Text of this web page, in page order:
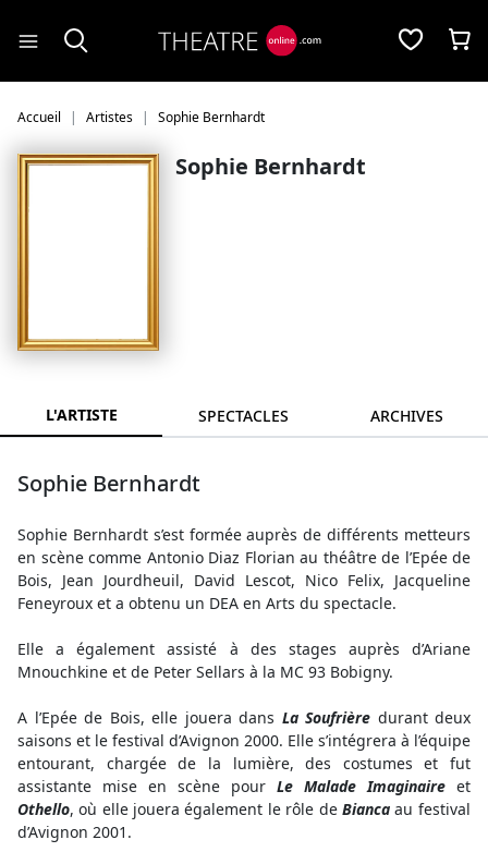
Accueil Artistes Sophie Bernhardt
Sophie Bernhardt
L'ARTISTE SPECTACLES ARCHIVES
Sophie Bernhardt
Sophie Bernhardt s’est formée auprès de différents metteurs
en scène comme Antonio Diaz Florian au théâtre de l’Epée de
Bois, Jean Jourdheuil, David Lescot, Nico Felix, Jacqueline
Feneyroux et a obtenu un DEA en Arts du spectacle.
Elle a également assisté à des stages auprès d’Ariane
Mnouchkine et de Peter Sellars à la MC 93 Bobigny.
A l’Epée de Bois, elle jouera dans La Soufrière durant deux
saisons et le festival d’Avignon 2000. Elle s’intégrera à l’équipe
entourant, chargée de la lumière, des costumes et fut
assistante mise en scène pour Le Malade Imaginaire et
Othello, où elle jouera également le rôle de Biancaau festival
d’Avignon 2001.